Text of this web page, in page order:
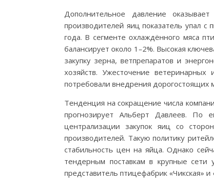
Дополнительное давление
производителей яиц показатель упал
года. В сегменте охлаждённого мяса
балансирует около 1–2%. Высокая
закупку зерна, ветпрепаратов и
хозяйств. Ужесточение
потребовали внедрения дорогостоящих
Тенденция на сокращение числа
прогнозирует Альберт Давлеев. По
централизации закупок яиц со
производителей. Такую политику
стабильность цен на яйца. Однако
тендерным поставкам в крупные сети
представитель птицефабрик «Чикская» и